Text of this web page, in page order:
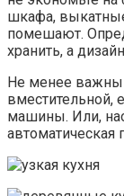
шкафа,
помешают.
хранить, а
Не менее
вместительной,
машины. Или,